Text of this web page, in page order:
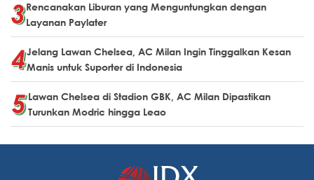
Rencanakan Liburan yang Menguntungkan dengan
Layanan Paylater
Jelang Lawan Chelsea, AC Milan Ingin Tinggalkan Kesan
Manis untuk Suporter di Indonesia
Lawan Chelsea di Stadion GBK, AC Milan Dipastikan
Turunkan Modric hingga Leao